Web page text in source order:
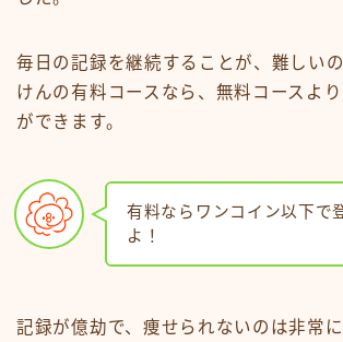
毎日の記録を継続することが、難しい
けんの有料コースなら、無料コースよ
ができます。
有料ならワンコイン以下で
よ！
記録が億劫で、痩せられないのは非常